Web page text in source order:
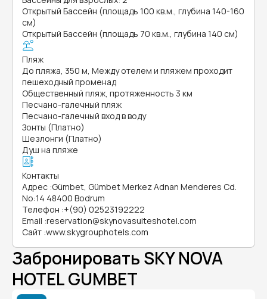
Открытый Бассейн (площадь 100 кв.м., глубина 140-160
см)
Открытый Бассейн (площадь 70 кв.м., глубина 140 см)
Пляж
До пляжа, 350 м, Между отелем и пляжем проходит
пешеходный променад
Общественный пляж, протяженность 3 км
Песчано-галечный пляж
Песчано-галечный вход в воду
Зонты (Платно)
Шезлонги (Платно)
Душ на пляже
Контакты
Адрес :Gümbet, Gümbet Merkez Adnan Menderes Cd.
No:14 48400 Bodrum
Телефон :+(90) 02523192222
Email :reservation@skynovasuiteshotel.com
Сайт :www.skygrouphotels.com
Забронировать SKY NOVA
HOTEL GUMBET